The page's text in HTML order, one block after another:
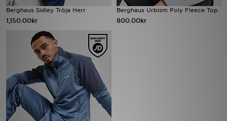
Berghaus Sidley Tröja Herr
1,150.00kr
Berghaus Urbism Poly Fleece Top
800.00kr
Fotboll
Ladda ner appen
Mina meddelanden
Kundservice